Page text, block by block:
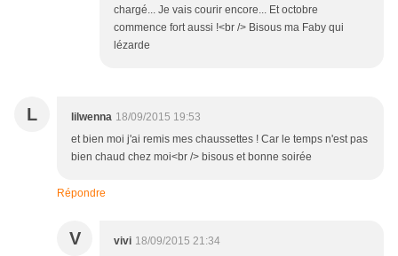
chargé... Je vais courir encore... Et octobre
commence fort aussi !<br /> Bisous ma Faby qui
lézarde
L lilwenna 18/09/2015 19:53
et bien moi j'ai remis mes chaussettes ! Car le temps n'est pas
bien chaud chez moi<br /> bisous et bonne soirée
Répondre
V vivi 18/09/2015 21:34